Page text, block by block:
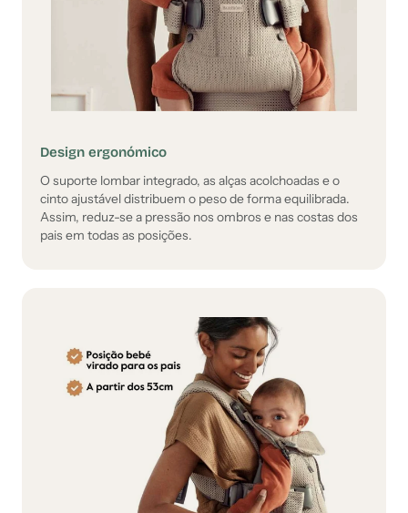
Design ergonómico
O suporte lombar integrado, as alças acolchoadas e o
cinto ajustável distribuem o peso de forma equilibrada.
Assim, reduz-se a pressão nos ombros e nas costas dos
pais em todas as posições.